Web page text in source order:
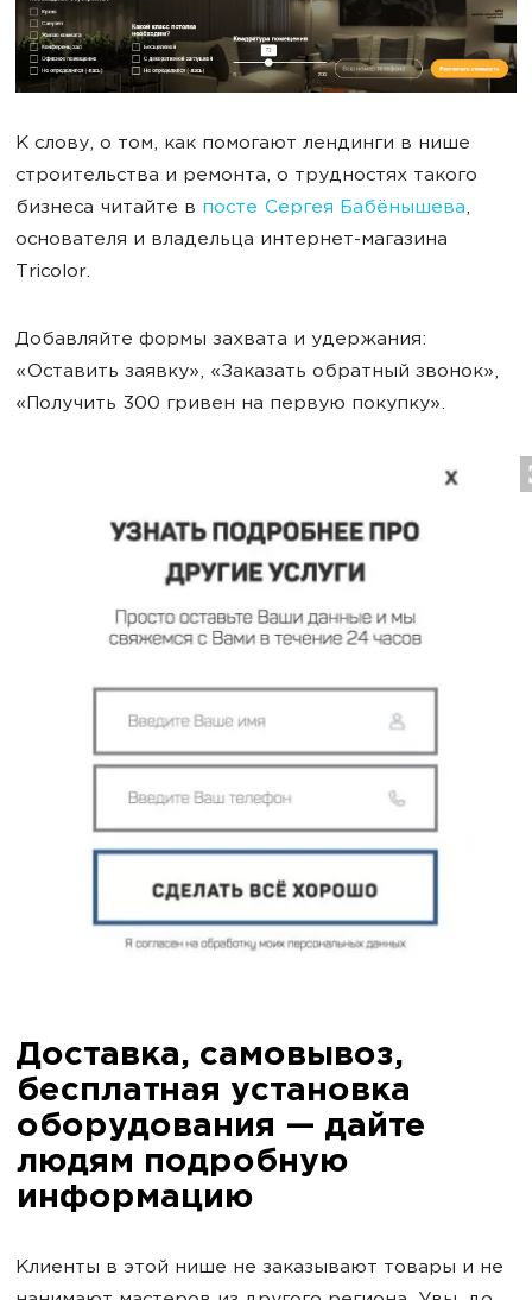
К слову, о том, как помогают лендинги в нише
строительства и ремонта, о трудностях такого
бизнеса читайте в посте Сергея Бабёнышева,
основателя и владельца интернет-магазина
Tricolor.
Добавляйте формы захвата и удержания:
«Оставить заявку», «Заказать обратный звонок»,
«Получить 300 гривен на первую покупку».
Доставка, самовывоз,
бесплатная установка
оборудования — дайте
людям подробную
информацию
Клиенты в этой нише не заказывают товары и не